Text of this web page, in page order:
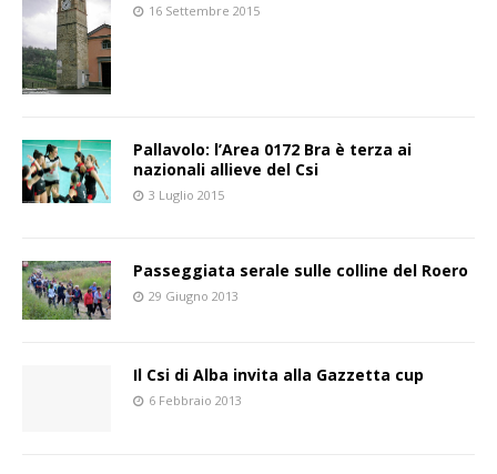
16 Settembre 2015
Pallavolo: l’Area 0172 Bra è terza ai
nazionali allieve del Csi
3 Luglio 2015
Passeggiata serale sulle colline del Roero
29 Giugno 2013
Il Csi di Alba invita alla Gazzetta cup
6 Febbraio 2013